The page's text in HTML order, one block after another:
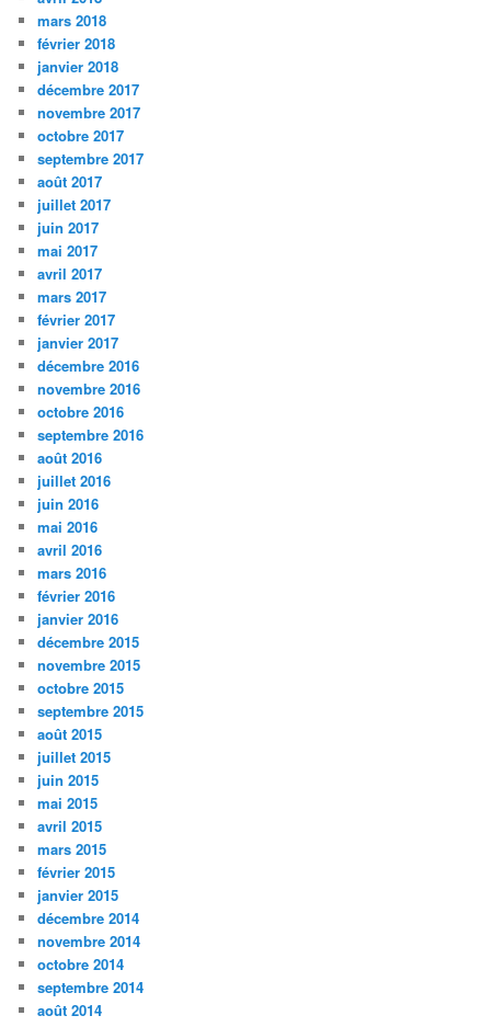
mars 2018
février 2018
janvier 2018
décembre 2017
novembre 2017
octobre 2017
septembre 2017
août 2017
juillet 2017
juin 2017
mai 2017
avril 2017
mars 2017
février 2017
janvier 2017
décembre 2016
novembre 2016
octobre 2016
septembre 2016
août 2016
juillet 2016
juin 2016
mai 2016
avril 2016
mars 2016
février 2016
janvier 2016
décembre 2015
novembre 2015
octobre 2015
septembre 2015
août 2015
juillet 2015
juin 2015
mai 2015
avril 2015
mars 2015
février 2015
janvier 2015
décembre 2014
novembre 2014
octobre 2014
septembre 2014
août 2014